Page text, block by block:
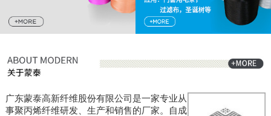
广东蒙泰高新纤维股份有限公司是一家专业从
事聚丙烯纤维研发、生产和销售的厂家。自成